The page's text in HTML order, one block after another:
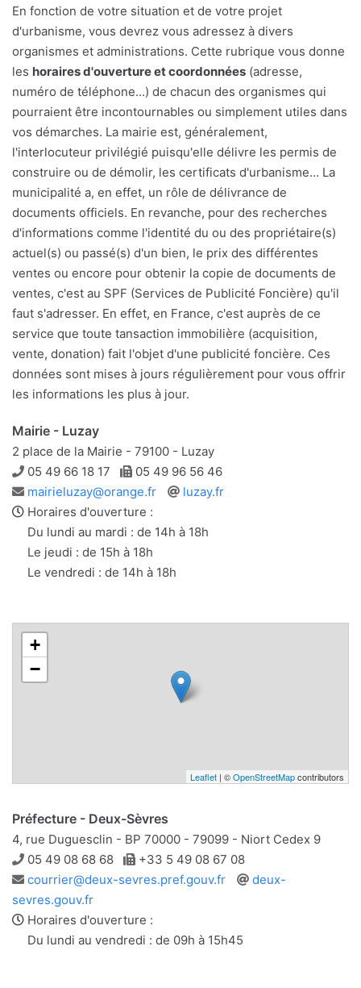
En fonction de votre situation et de votre projet
d'urbanisme, vous devrez vous adressez à divers
organismes et administrations. Cette rubrique vous donne
les horaires d'ouverture et coordonnées (adresse,
numéro de téléphone...) de chacun des organismes qui
pourraient être incontournables ou simplement utiles dans
vos démarches. La mairie est, généralement,
l'interlocuteur privilégié puisqu'elle délivre les permis de
construire ou de démolir, les certificats d'urbanisme... La
municipalité a, en effet, un rôle de délivrance de
documents officiels. En revanche, pour des recherches
d'informations comme l'identité du ou des propriétaire(s)
actuel(s) ou passé(s) d'un bien, le prix des différentes
ventes ou encore pour obtenir la copie de documents de
ventes, c'est au SPF (Services de Publicité Foncière) qu'il
faut s'adresser. En effet, en France, c'est auprès de ce
service que toute tansaction immobilière (acquisition,
vente, donation) fait l'objet d'une publicité foncière. Ces
données sont mises à jours régulièrement pour vous offrir
les informations les plus à jour.
Mairie - Luzay
2 place de la Mairie - 79100 - Luzay
Téléphone
05 49 66 18 17 Télécopie
05 49 96 56 46
Adresse
e-
mail
mairieluzay@orange.fr
Site
luzay.fr
Horaires d'ouverture :
Du lundi au mardi : de 14h à 18h
Le jeudi : de 15h à 18h
Le vendredi : de 14h à 18h
+
−
Leaflet | ©OpenStreetMapcontributors
Préfecture - Deux-Sèvres
4, rue Duguesclin - BP 70000 - 79099 - Niort Cedex 9
Téléphone
05 49 08 68 68 Télécopie
+33 5 49 08 67 08
Adresse
e-
mail
courrier@deux-sevres.pref.gouv.fr
Site
deux-
sevres.gouv.fr
Horaires d'ouverture :
Du lundi au vendredi : de 09h à 15h45